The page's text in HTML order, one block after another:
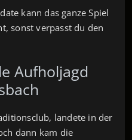
kann das ganze Spiel
sonst verpasst du den
Aufholjagd
landete in der
dann kam die